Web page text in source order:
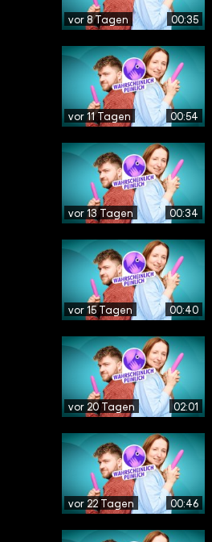
vor 8 Tagen 00:35
vor 11 Tagen 00:54
vor 13 Tagen 00:34
vor 15 Tagen 00:40
vor 20 Tagen 02:01
vor 22 Tagen 00:46